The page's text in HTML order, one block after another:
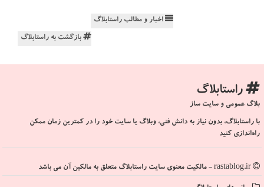
اخبار و مطالب راستابلاگ
بازگشت به راستابلاگ
راستابلاگ
بلاگ عمومی و سایت ساز
با راستابلاگ، بدون نیاز به دانش فنی، وبلاگ یا سایت خود را در کمترین زمان ممکن
راه‌اندازی کنید